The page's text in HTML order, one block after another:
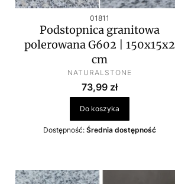
Kod produktu
01811
Podstopnica granitowa
polerowana G602 | 150x15x2
cm
PRODUCENT
NATURALSTONE
Cena
73,99 zł
Do koszyka
Dostępność: Średnia dostępność